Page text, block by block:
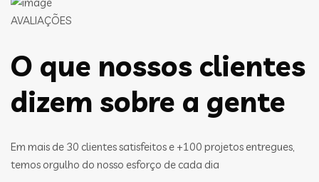
AVALIAÇÕES
O que nossos clientes
dizem sobre a gente
Em mais de 30 clientes satisfeitos e +100 projetos entregues,
temos orgulho do nosso esforço de cada dia